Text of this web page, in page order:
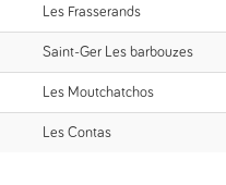
Les Frasserands
Saint-Ger Les barbouzes
Les Moutchatchos
Les Contas